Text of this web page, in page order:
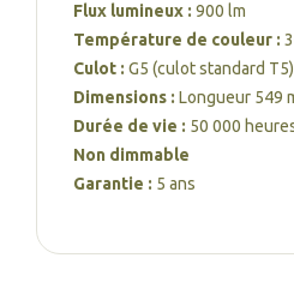
Flux lumineux : 900 lm
Température de couleur :
Culot : G5 (culot standard T5)
Dimensions : Longueur 549
Durée de vie : 50 000
Non dimmable
Garantie : 5 ans